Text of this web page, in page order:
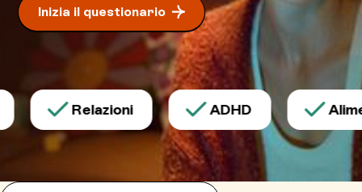
Inizia il questionario
Relazioni ADHD